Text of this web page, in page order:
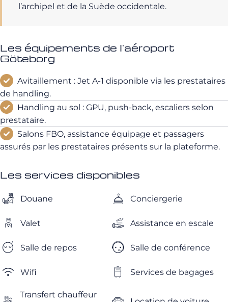
l’archipel et de la Suède occidentale.
Les équipements de l'aéroport
Göteborg
Avitaillement : Jet A-1 disponible via les prestataires
de handling.
Handling au sol : GPU, push-back, escaliers selon
prestataire.
Salons FBO, assistance équipage et passagers
assurés par les prestataires présents sur la plateforme.
Les services disponibles
Douane Conciergerie
Valet Assistance en escale
Salle de repos Salle de conférence
Wifi Services de bagages
Transfert chauffeur